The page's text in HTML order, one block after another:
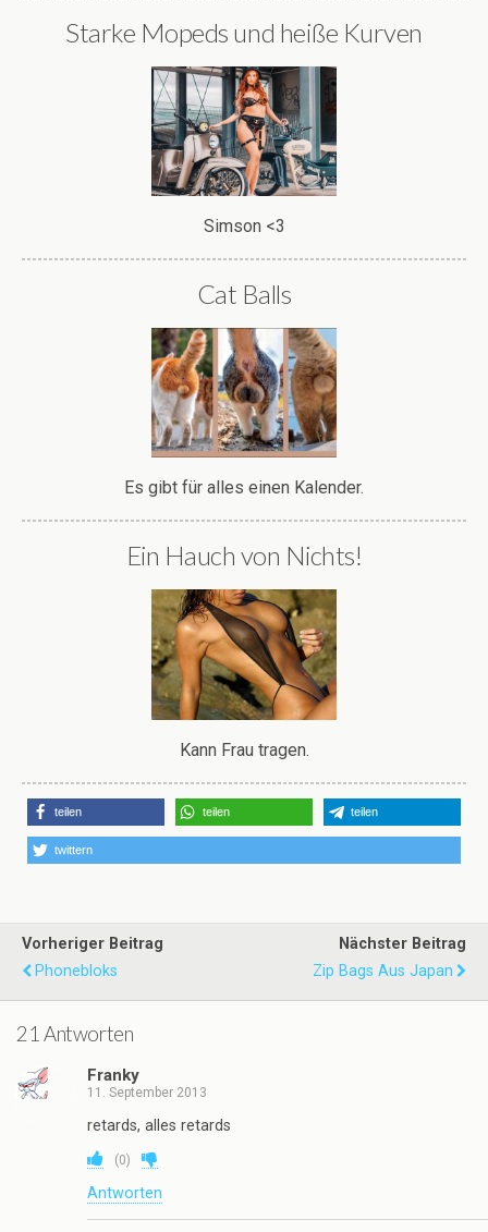
Starke Mopeds und heiße Kurven
Simson <3
Cat Balls
Es gibt für alles einen Kalender.
Ein Hauch von Nichts!
Kann Frau tragen.
teilen teilen teilen
twittern
Vorheriger Beitrag
Phonebloks
Nächster Beitrag
Zip Bags Aus Japan
21 Antworten
Franky
11. September 2013
retards, alles retards
(0)
Antworten